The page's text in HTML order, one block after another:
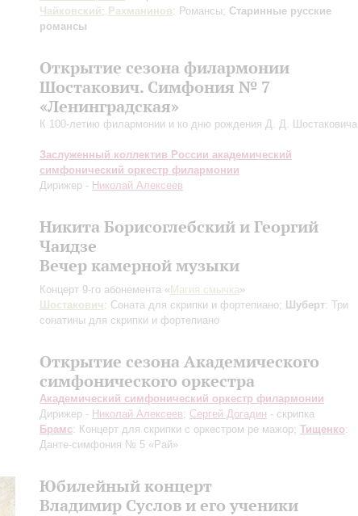
Чайковский; Рахманинов: Романсы; Старинные русские
романсы
Открытие сезона филармонии
Шостакович. Симфония № 7
«Ленинградская»
К 100-летию филармонии и ко дню рождения Д. Д. Шостаковича
Заслуженный коллектив России академический
симфонический оркестр филармонии
Дирижер - Николай Алексеев
Никита Борисоглебский и Георгий
Чаидзе
Вечер камерной музыки
Концерт 9-го абонемента « Магия смычка»
Шостакович : Соната для скрипки и фортепиано; Шуберт: Три
сонатины для скрипки и фортепиано
Открытие сезона Академического
симфонического оркестра
Академический симфонический оркестр филармонии
Дирижер - Николай Алексеев; Сергей Догадин - скрипка
Брамс: Концерт для скрипки с оркестром ре мажор; Тищенко:
Данте-симфония № 5 «Рай»
Юбилейный концерт
Владимир Суслов и его ученики